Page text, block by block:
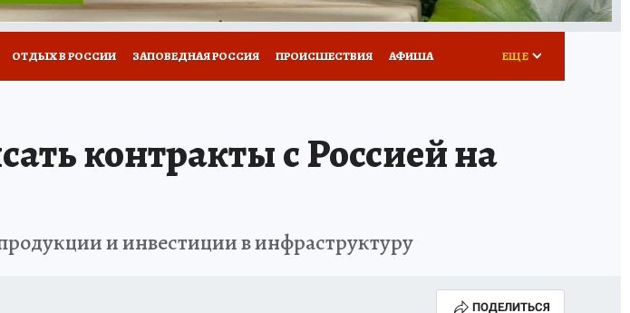
ОТДЫХ В РОССИИ ЗАПОВЕДНАЯ РОССИЯ ПРОИСШЕСТВИЯ АФИША ЕЩЕ
контракты с Россией на
и инвестиции в инфраструктуру
ПОДЕЛИТЬСЯ